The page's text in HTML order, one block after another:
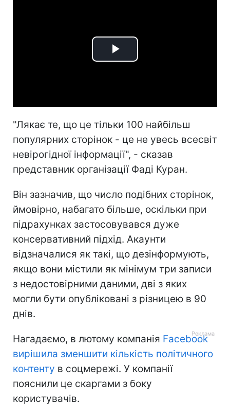
Play
"Лякає те, що це тільки 100 найбільш
популярних сторінок - це не увесь всесвіт
невірогідної інформації", - сказав
представник організації Фаді Куран.
Він зазначив, що число подібних сторінок,
ймовірно, набагато більше, оскільки при
підрахунках застосовувався дуже
консервативний підхід. Акаунти
відзначалися як такі, що дезінформують,
якщо вони містили як мінімум три записи
з недостовірними даними, дві з яких
могли бути опубліковані з різницею в 90
днів.
Нагадаємо, в лютому компанія Facebook
вирішила зменшити кількість політичного
контенту в соцмережі. У компанії
пояснили це скаргами з боку
користувачів.